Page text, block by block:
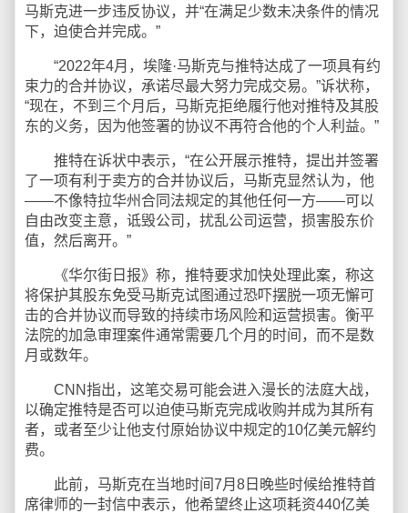
马斯克进一步违反协议，并“在满足少数未决条件的情况
下，迫使合并完成。”
“2022年4月，埃隆·马斯克与推特达成了一项具有约
束力的合并协议，承诺尽最大努力完成交易。”诉状称，
“现在，不到三个月后，马斯克拒绝履行他对推特及其股
东的义务，因为他签署的协议不再符合他的个人利益。”
推特在诉状中表示，“在公开展示推特，提出并签署
了一项有利于卖方的合并协议后，马斯克显然认为，他
——不像特拉华州合同法规定的其他任何一方——可以
自由改变主意，诋毁公司，扰乱公司运营，损害股东价
值，然后离开。”
《华尔街日报》称，推特要求加快处理此案，称这
将保护其股东免受马斯克试图通过恐吓摆脱一项无懈可
击的合并协议而导致的持续市场风险和运营损害。衡平
法院的加急审理案件通常需要几个月的时间，而不是数
月或数年。
CNN指出，这笔交易可能会进入漫长的法庭大战，
以确定推特是否可以迫使马斯克完成收购并成为其所有
者，或者至少让他支付原始协议中规定的10亿美元解约
费。
此前，马斯克在当地时间7月8日晚些时候给推特首
席律师的一封信中表示，他希望终止这项耗资440亿美